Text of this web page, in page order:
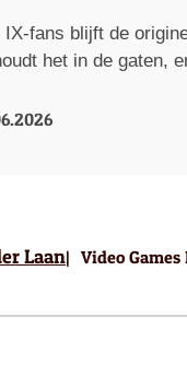
fans blijft de
het in de gaten,
Laan Video